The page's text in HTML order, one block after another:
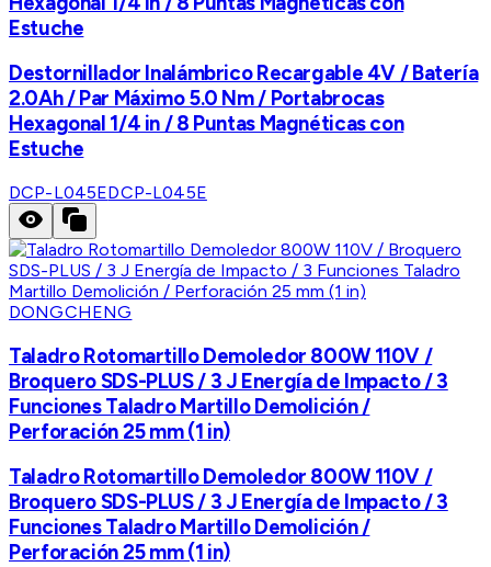
Estuche
Destornillador Inalámbrico Recargable 4V / Batería
2.0Ah / Par Máximo 5.0 Nm / Portabrocas
Hexagonal 1/4 in / 8 Puntas Magnéticas con
Estuche
DCP-L045EDCP-L045E
DONGCHENG
Taladro Rotomartillo Demoledor 800W 110V /
Broquero SDS-PLUS / 3 J Energía de Impacto / 3
Funciones Taladro Martillo Demolición /
Perforación 25 mm (1 in)
Taladro Rotomartillo Demoledor 800W 110V /
Broquero SDS-PLUS / 3 J Energía de Impacto / 3
Funciones Taladro Martillo Demolición /
Perforación 25 mm (1 in)